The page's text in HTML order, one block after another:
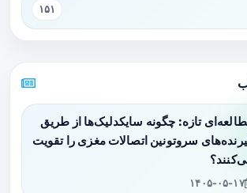
۱۵۱
تازه: چگونه سایکدلیک‌ها از طریق
سروتونین اتصالات مغزی را تقویت
۱۴۰۵-۰۵-۱۷